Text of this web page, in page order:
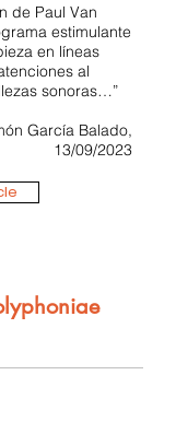
de Paul Van
estimulante
en líneas
al
sonoras…”
García Balado,
13/09/2023